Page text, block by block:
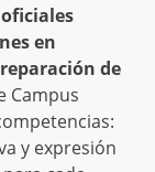
en
de
Campus
y expresión